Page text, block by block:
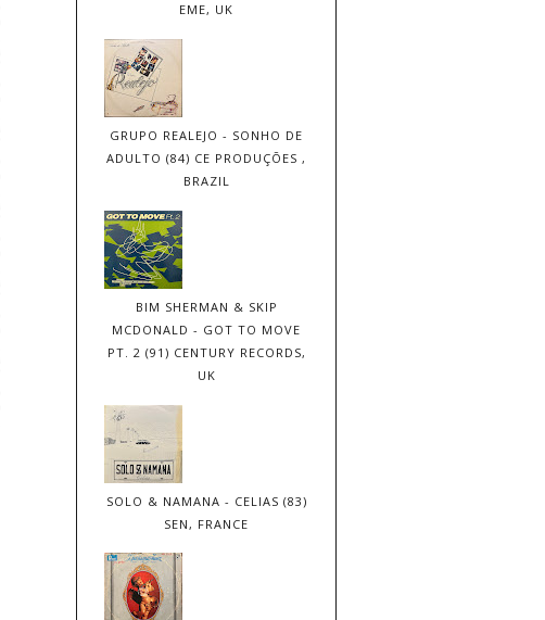
EME, UK
GRUPO REALEJO - SONHO DE
ADULTO (84) CE PRODUÇÕES ,
BRAZIL
BIM SHERMAN & SKIP
MCDONALD - GOT TO MOVE
PT. 2 (91) CENTURY RECORDS,
UK
SOLO & NAMANA - CELIAS (83)
SEN, FRANCE